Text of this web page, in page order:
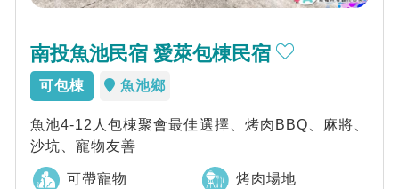
南投魚池民宿 愛萊包棟民宿
可包棟 魚池鄉
魚池4-12人包棟聚會最佳選擇、烤肉BBQ、麻將、
沙坑、寵物友善
可帶寵物 烤肉場地